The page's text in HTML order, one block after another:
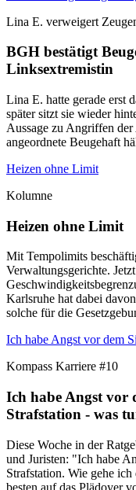
Lina E. verweigert
BGH bestätigt
Linksextremistin
Lina E. hatte gerade erst
später sitzt sie wieder
Aussage zu Angriffen
angeordnete Beugehaft
Heizen ohne Limit
Kolumne
Heizen ohne Limit
Mit Tempolimits
Verwaltungsgerichte.
Karlsruhe hat dabei
solche für die
Ich habe Angst vor dem
Kompass Karriere #10
Ich habe Angst vor
Strafstation - was
Diese Woche in der
und Juristen: "Ich habe
Strafstation. Wie gehe
besten auf das Plädoyer